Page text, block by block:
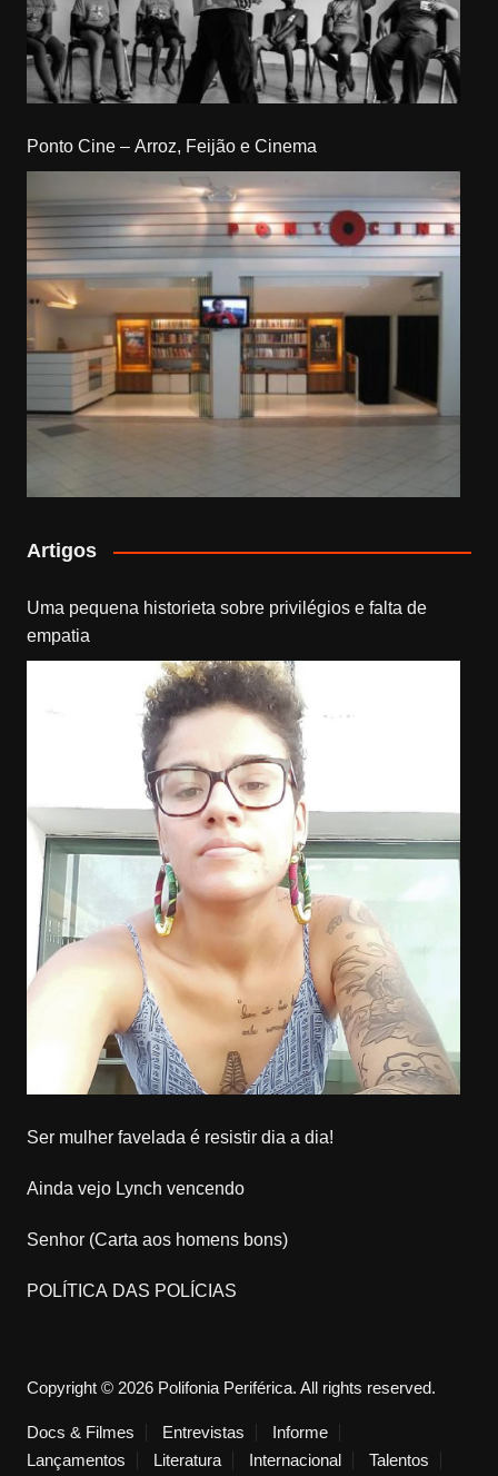
Ponto Cine – Arroz, Feijão e Cinema
Artigos
Uma pequena historieta sobre privilégios e falta de
empatia
Ser mulher favelada é resistir dia a dia!
Ainda vejo Lynch vencendo
Senhor (Carta aos homens bons)
POLÍTICA DAS POLÍCIAS
Copyright © 2026 Polifonia Periférica. All rights reserved.
Docs & Filmes Entrevistas
Informe
Lançamentos
Literatura Internacional Talentos